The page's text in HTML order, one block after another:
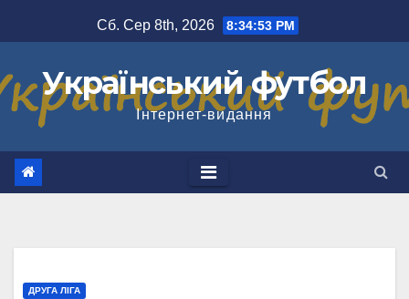
до
Сб. Сер 8th, 2026 8:34:54 PM
Український футбол
Інтернет-видання
ДРУГА ЛІГА